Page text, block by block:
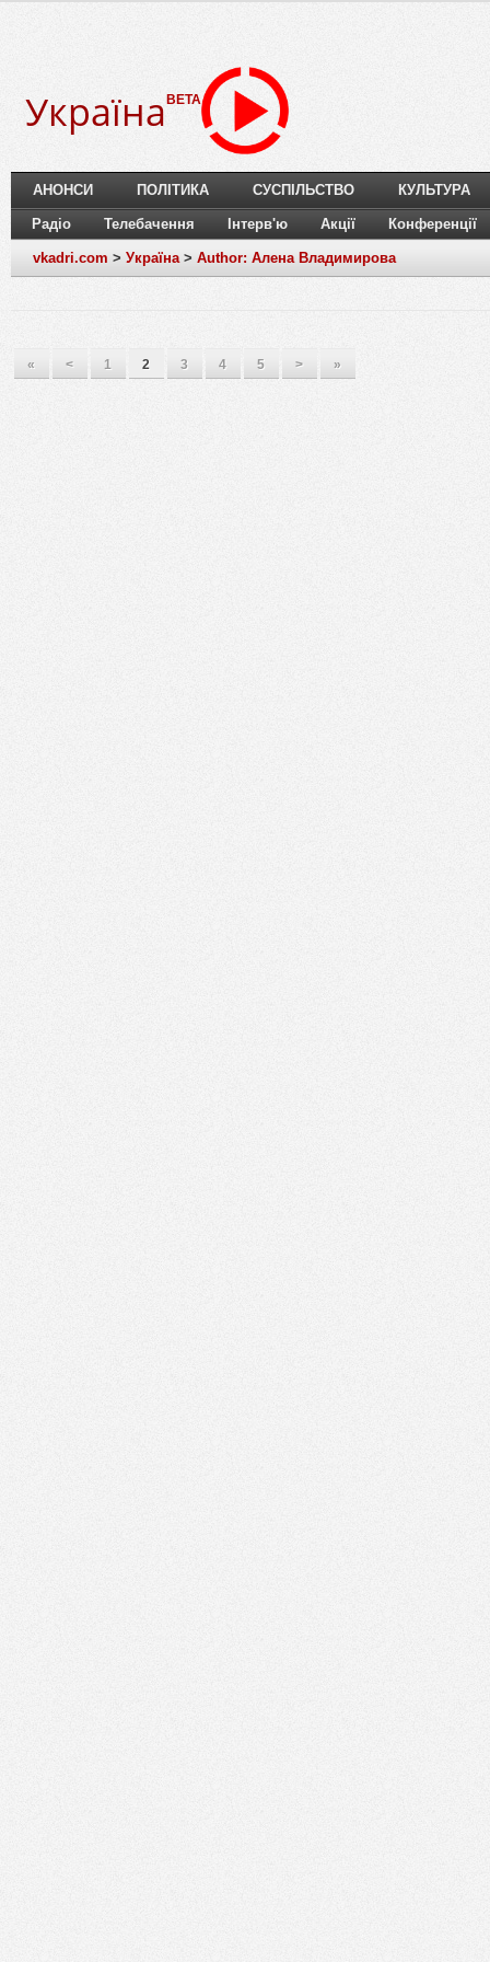
Україна BETA
АНОНСИ ПОЛІТИКА СУСПІЛЬСТВО КУЛЬТУРА
Радіо Телебачення Інтерв'ю Акції Конференції
vkadri.com > Україна> Author: Алена Владимирова
« < 1 2 3 4 5 > »